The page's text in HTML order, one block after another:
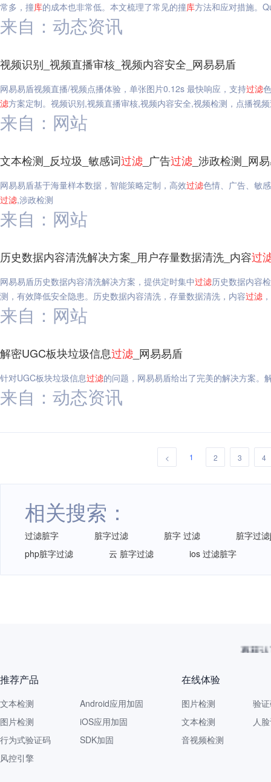
常多，撞库的成本也非常低。本文梳理了常见的撞库方法和应对措施。
来自：动态资讯
视频识别_视频直播审核_视频内容安全_网易易盾
网易易盾视频直播/视频点播体验，单张图片0.12s 最快响应，支持过滤
滤方案定制。视频识别,视频直播审核,视频内容安全,视频检测，点播视
来自：网站
文本检测_反垃圾_敏感词过滤 _广告过滤 _涉政检测_网
网易易盾基于海量样本数据，智能策略定制，高效过滤色情、广告、敏
过滤,涉政检测
来自：网站
历史数据内容清洗解决方案_用户存量数据清洗_内容过
网易易盾历史数据内容清洗解决方案，提供定时集中过滤历史数据内容
测，有效降低安全隐患。历史数据内容清洗，存量数据清洗，内容过滤
来自：网站
解密UGC板块垃圾信息过滤 _网易易盾
针对UGC板块垃圾信息过滤的问题，网易易盾给出了完美的解决方案。
来自：动态资讯
< 1 2 3 4
相关搜索：
过滤脏字 脏字过滤 脏字 过滤
脏字过
php脏字过滤
云 脏字过滤 ios 过滤脏字
再获
推荐产品
文本检测
图片检测
行为式验证码
风控引擎
Android应用加固
iOS应用加固
SDK加固
在线体验
图片检测
文本检测
音视频检测
验
人